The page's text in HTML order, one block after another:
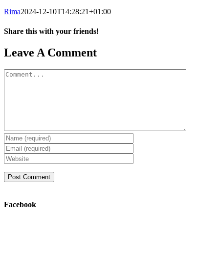
Rima2024-12-10T14:28:21+01:00
Share this with your friends!
Facebook
X
Reddit
LinkedIn
Tumblr
Pinterest
Vk
Email
Leave A Comment
Comment
Facebook